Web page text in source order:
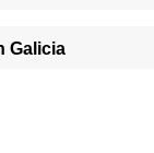
Galicia